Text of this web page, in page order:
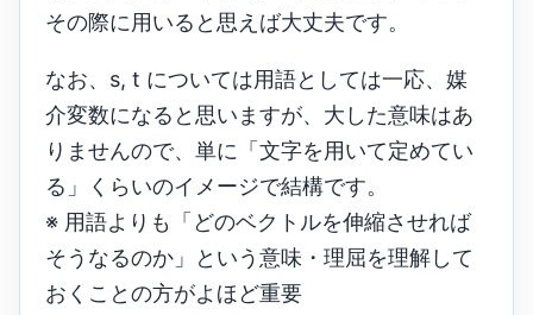
その際に用いると思えば大丈夫です。
なお、s, t については用語としては一応、媒
介変数になると思いますが、大した意味はあ
りませんので、単に「文字を用いて定めてい
る」くらいのイメージで結構です。
※ 用語よりも「どのベクトルを伸縮させれば
そうなるのか」という意味・理屈を理解して
おくことの方がよほど重要